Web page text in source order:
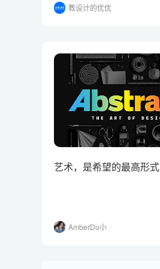
教设计的优优
艺术，是希望的最高形式
AmberDu小